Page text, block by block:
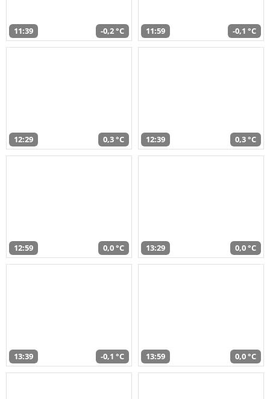
11:39 -0,2 °C 11:59 -0,1 °C
12:29 0,3 °C 12:39 0,3 °C
12:59 0,0 °C 13:29 0,0 °C
13:39 -0,1 °C 13:59 0,0 °C